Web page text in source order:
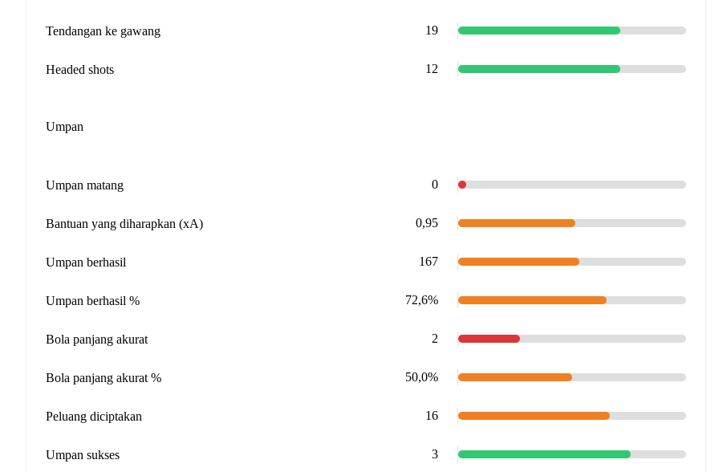
Tendangan ke gawang 19
Headed shots 12
Umpan
Umpan matang 0
Bantuan yang diharapkan (xA) 0,95
Umpan berhasil 167
Umpan berhasil % 72,6%
Bola panjang akurat 2
Bola panjang akurat % 50,0%
Peluang diciptakan 16
Umpan sukses 3